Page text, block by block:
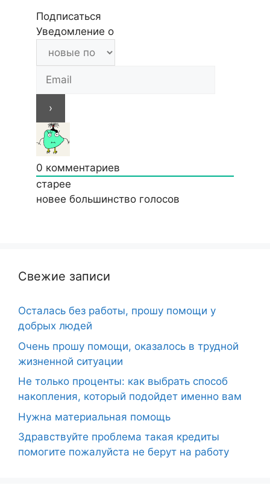
Подписаться
Уведомление о
0 комментариев
старее
новее большинство голосов
Свежие записи
Осталась без работы, прошу помощи у
добрых людей
Очень прошу помощи, оказалось в трудной
жизненной ситуации
Не только проценты: как выбрать способ
накопления, который подойдет именно вам
Нужна материальная помощь
Здравствуйте проблема такая кредиты
помогите пожалуйста не берут на работу